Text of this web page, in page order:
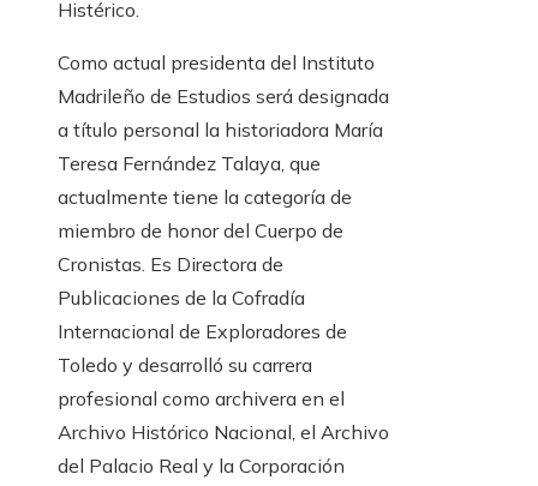
Histérico.
Como actual presidenta del Instituto
Madrileño de Estudios será designada
a título personal la historiadora María
Teresa Fernández Talaya, que
actualmente tiene la categoría de
miembro de honor del Cuerpo de
Cronistas. Es Directora de
Publicaciones de la Cofradía
Internacional de Exploradores de
Toledo y desarrolló su carrera
profesional como archivera en el
Archivo Histórico Nacional, el Archivo
del Palacio Real y la Corporación